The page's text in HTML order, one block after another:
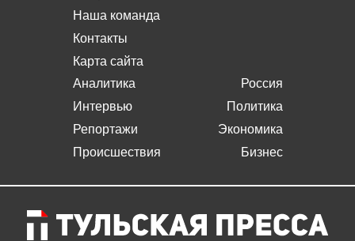
Наша команда
Контакты
Карта сайта
Аналитика
Интервью
Репортажи
Происшествия
Россия
Политика
Экономика
Бизнес